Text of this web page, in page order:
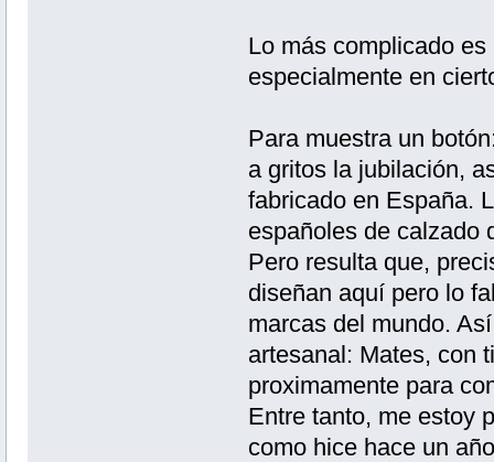
Lo más complicado
especialmente en
Para muestra un
a gritos la jubilación,
fabricado en España.
españoles de calzado
Pero resulta que,
diseñan aquí pero lo
marcas del mundo.
artesanal: Mates, con
proximamente para
Entre tanto, me estoy
como hice hace un